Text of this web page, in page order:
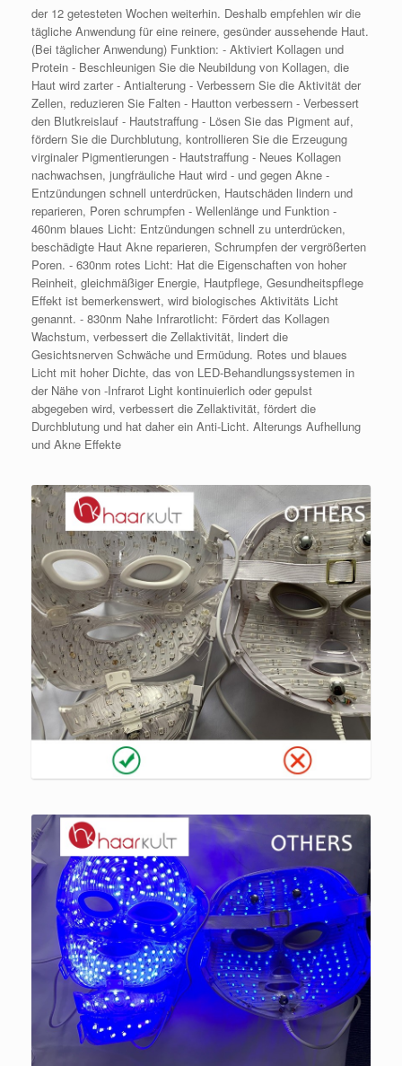
der 12 getesteten Wochen weiterhin. Deshalb empfehlen wir die
tägliche Anwendung für eine reinere, gesünder aussehende Haut.
(Bei täglicher Anwendung) Funktion: - Aktiviert Kollagen und
Protein - Beschleunigen Sie die Neubildung von Kollagen, die
Haut wird zarter - Antialterung - Verbessern Sie die Aktivität der
Zellen, reduzieren Sie Falten - Hautton verbessern - Verbessert
den Blutkreislauf - Hautstraffung - Lösen Sie das Pigment auf,
fördern Sie die Durchblutung, kontrollieren Sie die Erzeugung
virginaler Pigmentierungen - Hautstraffung - Neues Kollagen
nachwachsen, jungfräuliche Haut wird - und gegen Akne -
Entzündungen schnell unterdrücken, Hautschäden lindern und
reparieren, Poren schrumpfen - Wellenlänge und Funktion -
460nm blaues Licht: Entzündungen schnell zu unterdrücken,
beschädigte Haut Akne reparieren, Schrumpfen der vergrößerten
Poren. - 630nm rotes Licht: Hat die Eigenschaften von hoher
Reinheit, gleichmäßiger Energie, Hautpflege, Gesundheitspflege
Effekt ist bemerkenswert, wird biologisches Aktivitäts Licht
genannt. - 830nm Nahe Infrarotlicht: Fördert das Kollagen
Wachstum, verbessert die Zellaktivität, lindert die
Gesichtsnerven Schwäche und Ermüdung. Rotes und blaues
Licht mit hoher Dichte, das von LED-Behandlungssystemen in
der Nähe von -Infrarot Light kontinuierlich oder gepulst
abgegeben wird, verbessert die Zellaktivität, fördert die
Durchblutung und hat daher ein Anti-Licht. Alterungs Aufhellung
und Akne Effekte